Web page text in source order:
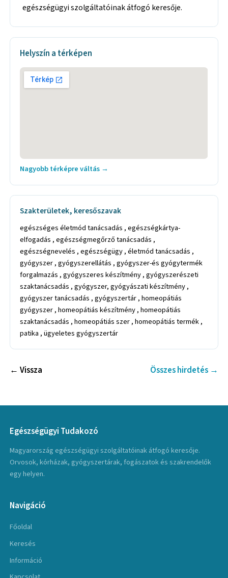
egészségügyi szolgáltatóinak átfogó keresője.
Helyszín a térképen
Nagyobb térképre váltás →
Szakterületek, keresőszavak
egészséges életmód tanácsadás , egészségkártya-
elfogadás , egészségmegőrző tanácsadás ,
egészségnevelés , egészségügy , életmód tanácsadás ,
gyógyszer , gyógyszerellátás , gyógyszer-és gyógytermék
forgalmazás , gyógyszeres készítmény , gyógyszerészeti
szaktanácsadás , gyógyszer, gyógyászati készítmény ,
gyógyszer tanácsadás , gyógyszertár , homeopátiás
gyógyszer , homeopátiás készítmény , homeopátiás
szaktanácsadás , homeopátiás szer , homeopátiás termék ,
patika , ügyeletes gyógyszertár
← Vissza Összes hirdetés →
Egészségügyi Tudakozó
Magyarország egészségügyi szolgáltatóinak átfogó keresője.
Orvosok, kórházak, gyógyszertárak, fogászatok és szakrendelők
egy helyen.
Navigáció
Főoldal
Keresés
Információ